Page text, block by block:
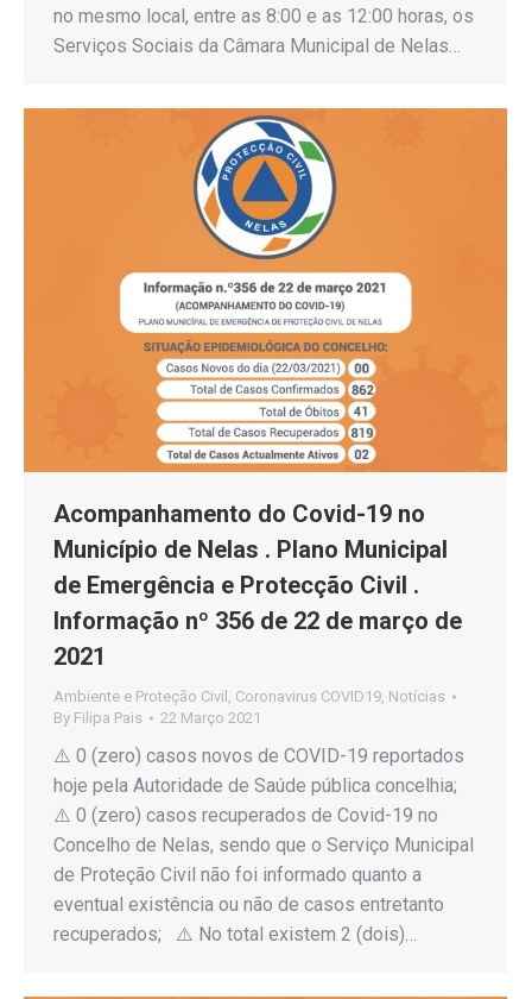
no mesmo local, entre as 8:00 e as 12:00 horas, os
Serviços Sociais da Câmara Municipal de Nelas…
Acompanhamento do Covid-19 no
Município de Nelas . Plano Municipal
de Emergência e Protecção Civil .
Informação nº 356 de 22 de março de
2021
Ambiente e Proteção Civil Coronavirus COVID19 Notícias
By Filipa Pais 22 Março 2021
⚠️ 0 (zero) casos novos de COVID-19 reportados
hoje pela Autoridade de Saúde pública concelhia;
⚠️ 0 (zero) casos recuperados de Covid-19 no
Concelho de Nelas, sendo que o Serviço Municipal
de Proteção Civil não foi informado quanto a
eventual existência ou não de casos entretanto
recuperados; ⚠️ No total existem 2 (dois)…